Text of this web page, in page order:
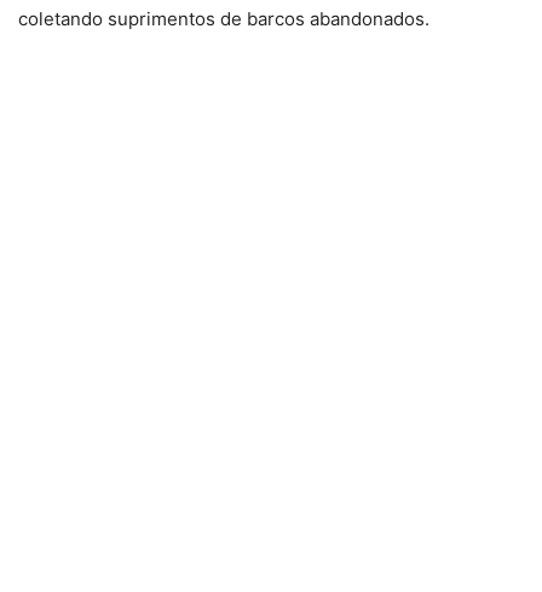
coletando suprimentos de barcos abandonados.